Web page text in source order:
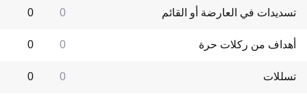
تسديدات في العارضة أو القائم 0
0
أهداف من ركلات حرة 0
0
تسللات 0
0